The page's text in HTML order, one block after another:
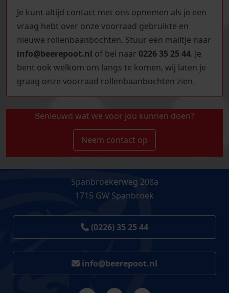
Je kunt altijd contact met ons opnemen als je een
vraag hebt over onze voorraad gebruikte en
nieuwe rollenbaanbochten. Stuur een mailtje naar
info@beerepoot.nl of bel naar 0226 35 25 44. Je
bent ook welkom om langs te komen, wij laten je
graag onze voorraad rollenbaanbochten zien.
Benieuwd wat we voor jou kunnen doen?
Neem contact op
Spanbroekerweg 208a
1715 GW Spanbroek
(0226) 35 25 44
info@beerepoot.nl